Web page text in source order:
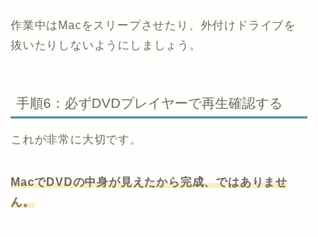
作業中はMacをスリープさせたり、外付けドライブを
抜いたりしないようにしましょう。
手順6：必ずDVDプレイヤーで再生確認する
これが非常に大切です。
MacでDVDの中身が見えたから完成、ではありませ
ん。